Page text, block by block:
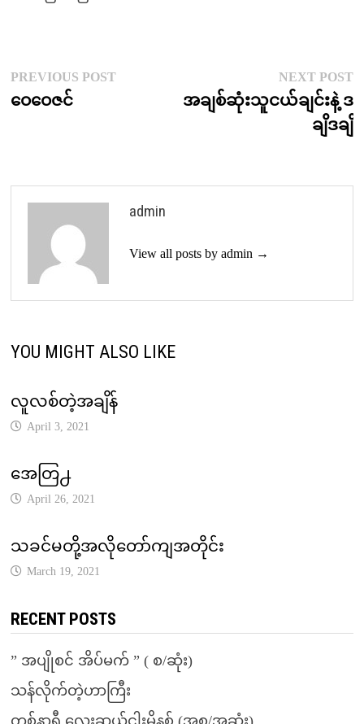
Post
navigation
PREVIOUS POSTPrevious
ဝေဝေဇင်
NEXT POST
အချစ်ဆုံးသူငယ်ချင်းနဲ့ ဒ
ချိဒချိ
admin
View all posts by admin →
YOU MIGHT ALSO LIKE
လူလစ်တဲ့အချိန်
April 3, 2021
အေတြ႕
April 26, 2021
သခင်မတို့အလိုတော်ကျအတိုင်း
March 19, 2021
RECENT POSTS
” အပျိုစင် အိပ်မက် ” ( စ/ဆုံး)
သန်လိုက်တဲ့ဟာကြီး
တစ်နာရီ လေးဆယ့်ငါးမိနစ် (အစ/အဆုံး)